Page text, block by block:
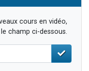
cours en vidéo,
champ ci-dessous.